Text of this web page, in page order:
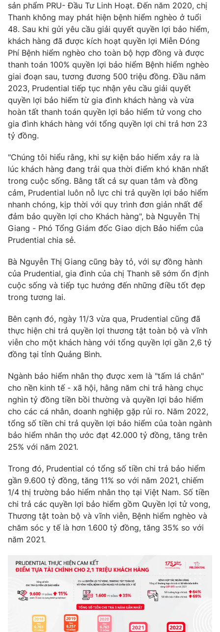
Góc doanh nghiệp
Truyền hình
Phim VTV
Hậu trường
Nhân vật
Khán giả
Giải sao mai
Giải trí
Điện ảnh
Âm nhạc
Sao
Đời sống
Du lịch
Làm đẹp
Chất lượng cuộc sống
Giáo dục
Tuyển sinh
Học trực tuyến
Công nghệ
Hitech Công nghệ tương lai
Sản phẩm
Thị trường
Tư vấn
Lịch phát sóng
Chuyên mục khác
Emagazine Podcast
Photo Infographic
Video Shorts video
VTV Money VTV Thể thao
VTV Sức khoẻ Bất động sản
Thị trường 24h Tấm lòng Việt
VTV4 Vươn mình bằng AI
VTV9 VTV8
English
THỜI BÁO VTV
Theo dõi báo trên
Cơ quan chủ quản:
Đài Truyền hình Việt Nam
Cơ quan báo chí:
Thời báo VTV
Giấy phép hoạt động báo in và báo điện tử số 483/GP-BTTTT
cấp ngày 29/12/2023
sản phẩm PRU- Đầu Tư Linh Hoạt. Đến năm 2020, chị
Thanh không may phát hiện bệnh hiểm nghèo ở tuổi
48. Sau khi gửi yêu cầu giải quyết quyền lợi bảo hiểm,
khách hàng đã được kích hoạt quyền lợi Miễn Đóng
Phí Bệnh hiểm nghèo cho toàn bộ hợp đồng và được
thanh toán 100% quyền lợi bảo hiểm Bệnh hiểm nghèo
giai đoạn sau, tương đương 500 triệu đồng. Đầu năm
2023, Prudential tiếp tục nhận yêu cầu giải quyết
quyền lợi bảo hiểm từ gia đình khách hàng và vừa
hoàn tất thanh toán quyền lợi bảo hiểm tử vong cho
gia đình khách hàng với tổng quyền lợi chi trả hơn 23
tỷ đồng.
"Chúng tôi hiểu rằng, khi sự kiện bảo hiểm xảy ra là
lúc khách hàng đang trải qua thời điểm khó khăn nhất
trong cuộc sống. Bằng tất cả sự quan tâm và đồng
cảm, Prudential luôn nỗ lực chi trả quyền lợi bảo hiểm
nhanh chóng, kịp thời với quy trình đơn giản nhất để
đảm bảo quyền lợi cho Khách hàng", bà Nguyễn Thị
Giang - Phó Tổng Giám đốc Giao dịch Bảo hiểm của
Prudential chia sẻ.
Bà Nguyễn Thị Giang cũng bày tỏ, với sự đồng hành
của Prudential, gia đình của chị Thanh sẽ sớm ổn định
cuộc sống và tiếp tục hướng đến những điều tốt đẹp
trong tương lai.
Bên cạnh đó, ngày 11/3 vừa qua, Prudential cũng đã
thực hiện chi trả quyền lợi thương tật toàn bộ và vĩnh
viễn cho một khách hàng với tổng quyền lợi gần 2,6 tỷ
đồng tại tỉnh Quảng Bình.
Ngành bảo hiểm nhân thọ được xem là "tấm lá chắn"
cho nền kinh tế - xã hội, hằng năm chi trả hàng chục
nghìn tỷ đồng tiền bồi thường và quyền lợi bảo hiểm
cho các cá nhân, doanh nghiệp gặp rủi ro. Năm 2022,
tổng số tiền chi trả quyền lợi bảo hiểm của toàn ngành
bảo hiểm nhân thọ ước đạt 42.000 tỷ đồng, tăng trên
25% với năm 2021.
Trong đó, Prudential có tổng số tiền chi trả bảo hiểm
gần 9.600 tỷ đồng, tăng 11% so với năm 2021, chiếm
1/4 thị trường bảo hiểm nhân thọ tại Việt Nam. Số tiền
chi trả các quyền lợi bảo hiểm gồm Quyền lợi tử vong,
Thương tật toàn bộ và vĩnh viễn, Bệnh hiểm nghèo và
chăm sóc y tế là hơn 1.600 tỷ đồng, tăng 35% so với
năm 2021.